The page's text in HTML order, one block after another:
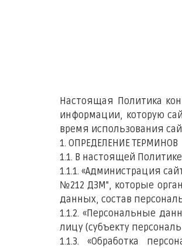
Настоящая Политика
информации, которую
время использования
1. ОПРЕДЕЛЕНИЕ ТЕРМИНОВ
1.1. В настоящей
1.1.1. «Администрация
№212 ДЗМ", которые
данных, состав
1.1.2. «Персональные
лицу (субъекту
1.1.3. «Обработка